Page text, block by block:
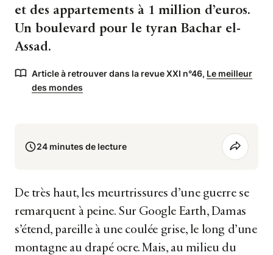
et des appartements à 1 million d’euros.
Un boulevard pour le tyran Bachar el-
Assad.
Article à retrouver dans la revue XXI n°46, Le meilleur
des mondes
24 minutes de lecture
De très haut, les meurtrissures d’une guerre se
remarquent à peine. Sur Google Earth, Damas
s’étend, pareille à une coulée grise, le long d’une
montagne au drapé ocre. Mais, au milieu du